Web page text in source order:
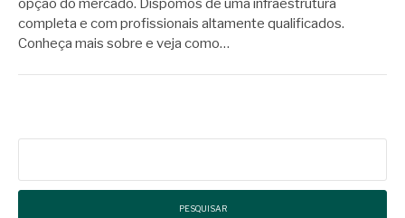
opção do mercado. Dispomos de uma infraestrutura
completa e com profissionais altamente qualificados.
Conheça mais sobre e veja como…